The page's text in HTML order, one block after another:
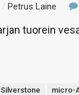
/Petrus Laine
tuorein
Silverstone micro-